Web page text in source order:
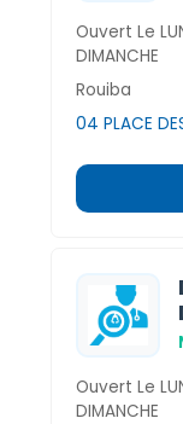
Ouvert Le
DIMANCHE
Rouiba
04 PLACE
Ouvert Le
DIMANCHE